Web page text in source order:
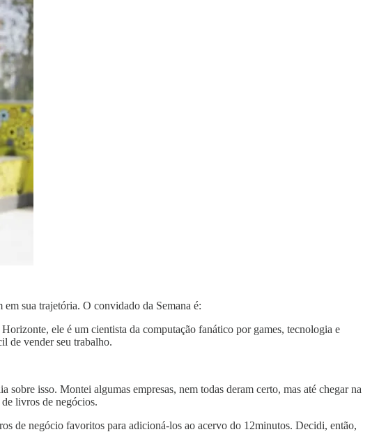
sua trajetória. O convidado da Semana é:
ele é um cientista da computação fanático por games, tecnologia e
de vender seu trabalho.
sobre isso. Montei algumas empresas, nem todas deram certo, mas até chegar na
livros de negócios.
de negócio favoritos para adicioná-los ao acervo do 12minutos. Decidi, então,